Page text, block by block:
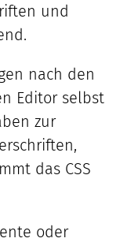
und
nach den
Editor selbst
zur
das CSS
oder